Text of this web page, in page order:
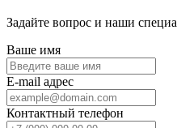
Задайте вопрос и наши
Ваше имя
E-mail адрес
Контактный телефон